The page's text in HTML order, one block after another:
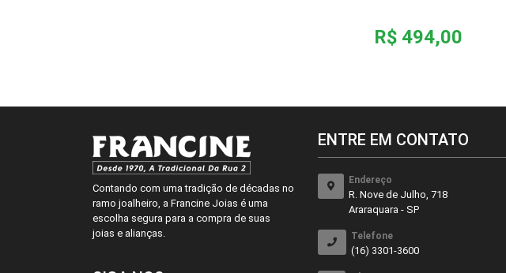
R$ 494,00
Contando com uma tradição de décadas no
ramo joalheiro, a Francine Joias é uma
escolha segura para a compra de suas
joias e alianças.
ENTRE EM CONTATO
Endereço
R. Nove de Julho, 718
Araraquara - SP
Telefone
(16) 3301-3600